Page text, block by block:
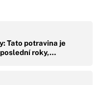
Tato potravina je
roky,…